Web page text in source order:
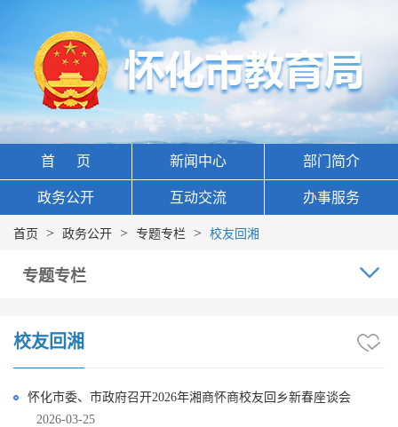
首 页 新闻中心 部门简介
政务公开 互动交流 办事服务
首页 > 政务公开 > 专题专栏 > 校友回湘
专题专栏
校友回湘
怀化市委、市政府召开2026年湘商怀商校友回乡新春座谈会
2026-03-25